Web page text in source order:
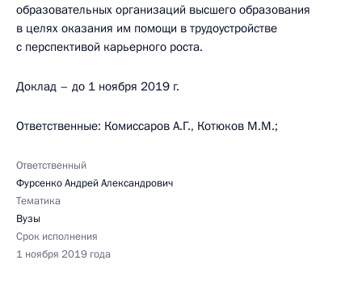
образовательных организаций высшего образования
в целях оказания им помощи в трудоустройстве
с перспективой карьерного роста.
Доклад – до 1 ноября 2019 г.
Ответственные: Комиссаров А.Г., Котюков М.М.;
Ответственный
Фурсенко Андрей Александрович
Тематика
Вузы
Срок исполнения
1 ноября 2019 года